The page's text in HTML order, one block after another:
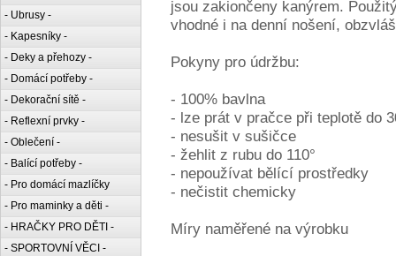
- Ubrusy -
- Kapesníky -
- Deky a přehozy -
- Domácí potřeby -
- Dekorační sítě -
- Reflexní prvky -
- Oblečení -
- Balící potřeby -
- Pro domácí mazlíčky
- Pro maminky a děti -
- HRAČKY PRO DĚTI -
- SPORTOVNÍ VĚCI -
jsou zakiončeny kanýrem.
vhodné i na denní nošení,
Pokyny pro údržbu:
- 100% bavlna
- lze prát v pračce při teplotě do
- nesušit v sušičce
- žehlit z rubu do 110°
- nepoužívat bělící prostředky
- nečistit chemicky
Míry naměřené na výrobku